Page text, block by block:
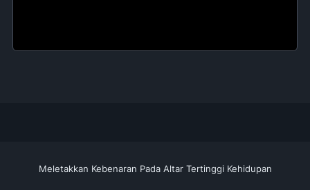
Meletakkan Kebenaran Pada Altar Tertinggi Kehidupan